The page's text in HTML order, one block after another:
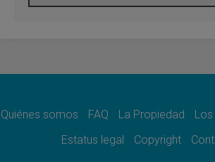
Líbano: Reanudan los
paz
Sturla: La visita de León XIV
Quiénes somos FAQ La Propiedad
Estatus legal
Copyright